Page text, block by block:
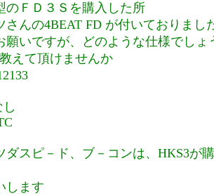
のＦＤ３Ｓを購入した所
さんの4BEAT FD が付いておりまし
願いですが、どのような仕様でしょ
えて頂けませんか
ダスピ－ド、ブ－コンは、HKS3が
します